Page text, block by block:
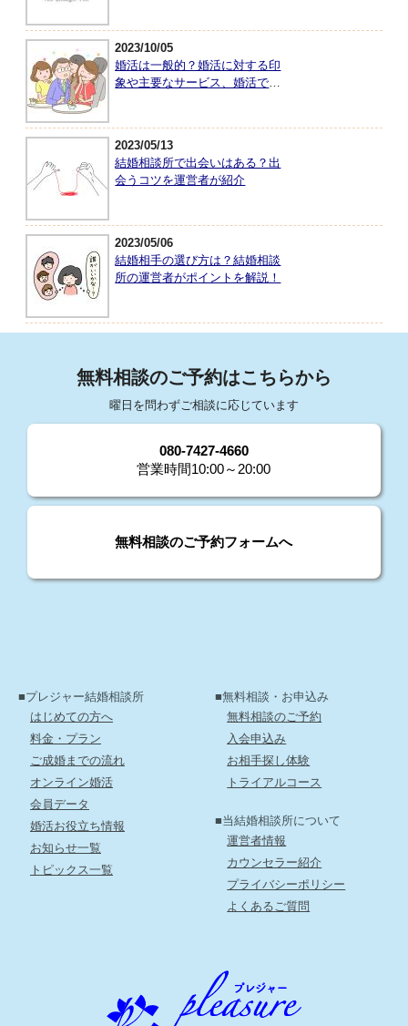
2023/10/05
婚活は一般的？婚活に対する印
象や主要なサービス、婚活で大
2023/05/13
結婚相談所で出会いはある？出
会うコツを運営者が紹介
2023/05/06
結婚相手の選び方は？結婚相談
所の運営者がポイントを解説！
無料相談のご予約はこちらから
曜日を問わずご相談に応じています
080-7427-4660
営業時間10:00～20:00
無料相談のご予約フォームへ
■プレジャー結婚相談所
はじめての方へ
料金・プラン
ご成婚までの流れ
オンライン婚活
会員データ
婚活お役立ち情報
お知らせ一覧
トピックス一覧
■無料相談・お申込み
無料相談のご予約
入会申込み
お相手探し体験
トライアルコース
■当結婚相談所について
運営者情報
カウンセラー紹介
プライバシーポリシー
よくあるご質問